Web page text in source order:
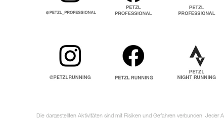
Die dargestellten Aktivitäten sind mit Risiken und Gefahren verbunden.